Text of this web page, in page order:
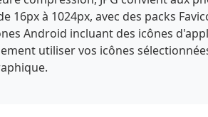
à 1024px, avec des packs
Android incluant des icônes
utiliser vos icônes